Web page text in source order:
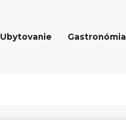
Ubytovanie Gastronómia